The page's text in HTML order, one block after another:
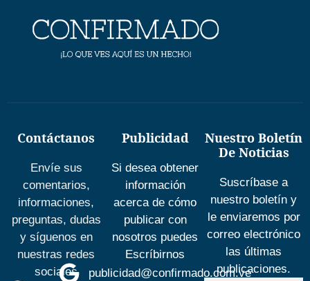
Contáctanos
Envíe sus
comentarios,
informaciones,
preguntas, dudas
y síguenos en
nuestras redes
sociales
Publicidad
Si desea obtener
información
acerca de cómo
publicar con
nosotros puedes
Escríbirnos
publicidad@confirmado.com.ve
Nuestro Boletín
De Noticias
Suscríbase a
nuestro boletín y
le enviaremos por
correo electrónico
las últimas
publicaciones.